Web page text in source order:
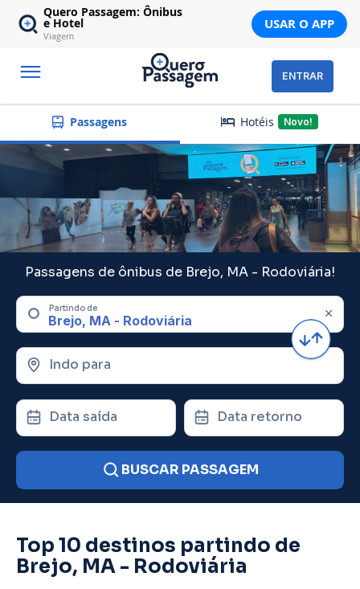
Quero Passagem: Ônibus
e Hotel
Viagem
USAR O APP
ENTRAR
Passagens Hotéis Novo!
Passagens de ônibus de Brejo, MA - Rodoviária!
Partindo de
Indo para
Data saída Data retorno
BUSCAR PASSAGEM
Top 10 destinos partindo de
Brejo, MA - Rodoviária